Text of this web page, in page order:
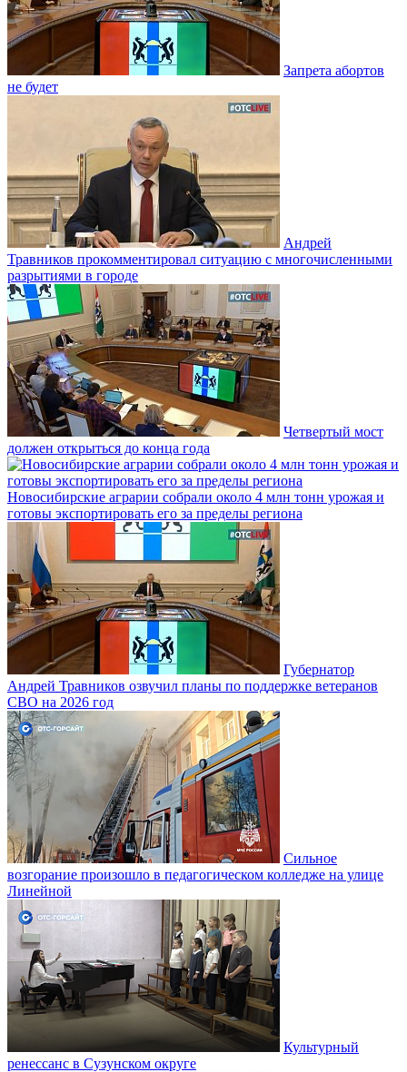
Запрета абортов
не будет
Андрей
Травников прокомментировал ситуацию с многочисленными
разрытиями в городе
Четвертый мост
должен открыться до конца года
Новосибирские аграрии собрали около 4 млн тонн урожая и
готовы экспортировать его за пределы региона
Губернатор
Андрей Травников озвучил планы по поддержке ветеранов
СВО на 2026 год
Сильное
возгорание произошло в педагогическом колледже на улице
Линейной
Культурный
ренессанс в Сузунском округе